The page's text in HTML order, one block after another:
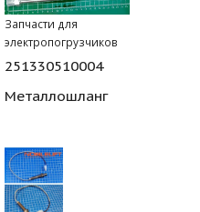
Запчасти для
электропогрузчиков
251330510004
Металлошланг